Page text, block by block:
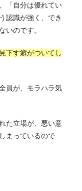
「自分は優れてい
認識が強く、でき
いのです。
下す癖がついてし
員が、モラハラ気
た立場が、悪い意
まっているので